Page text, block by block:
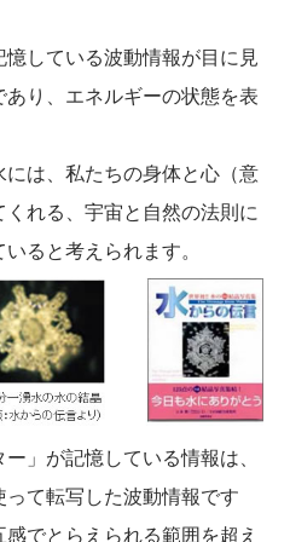
している波動情報が目に見
り、エネルギーの状態を表
は、私たちの身体と心（意
れる、宇宙と自然の法則に
ると考えられます。
」が記憶している情報は、
て転写した波動情報です
でとらえられる範囲を超え